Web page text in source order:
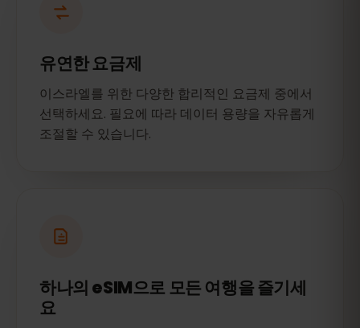
유연한 요금제
이스라엘를 위한 다양한 합리적인 요금제 중에서
선택하세요. 필요에 따라 데이터 용량을 자유롭게
조절할 수 있습니다.
하나의 eSIM으로 모든 여행을 즐기세
요